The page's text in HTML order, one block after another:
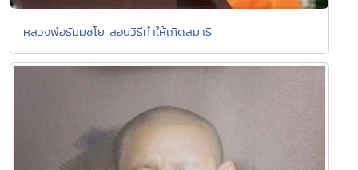
หลวงพ่อธัมมชโย สอนวิธีทำให้เกิดสมาธิ